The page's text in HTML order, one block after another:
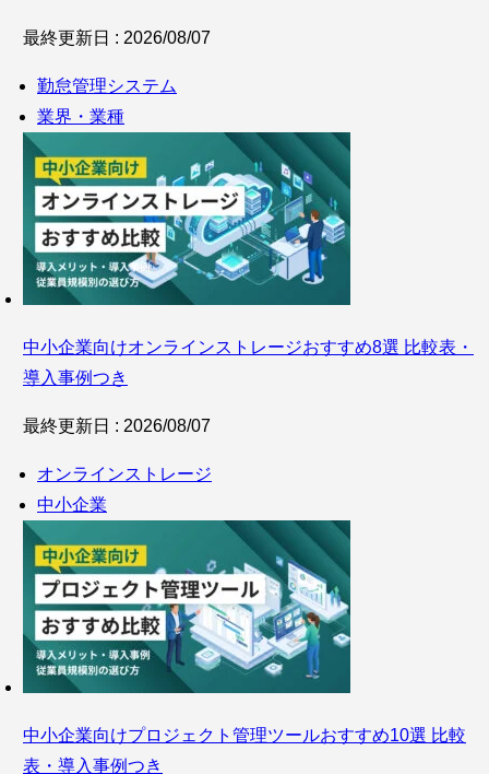
最終更新日 : 2026/08/07
勤怠管理システム
業界・業種
中小企業向けオンラインストレージおすすめ8選 比較表・
導入事例つき
最終更新日 : 2026/08/07
オンラインストレージ
中小企業
中小企業向けプロジェクト管理ツールおすすめ10選 比較
表・導入事例つき